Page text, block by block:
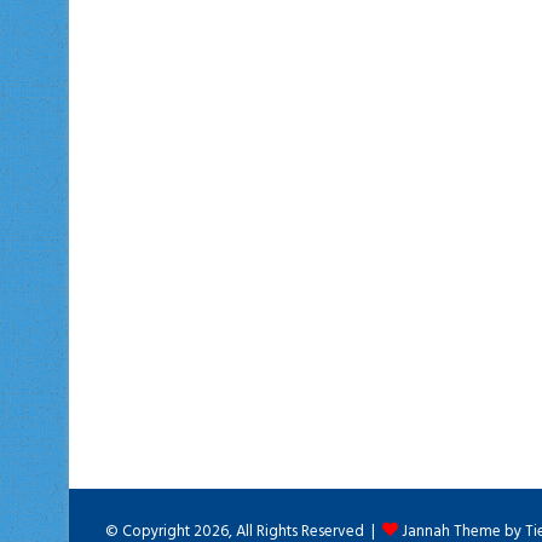
© Copyright 2026, All Rights Reserved | Jannah Theme by